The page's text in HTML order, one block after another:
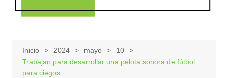
Inicio 2024 mayo
10
Trabajan para desarrollar una pelota sonora de fútbol
para ciegos